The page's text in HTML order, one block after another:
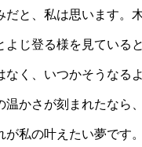
と、私は思います。
じ登る様を見ている
く、いつかそうなる
かさが刻まれたなら
私の叶えたい夢です。